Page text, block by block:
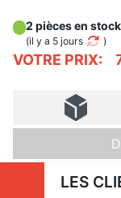
VOTRE PRIX:
2 pièces en stock
(il y a 5 jours )
LES